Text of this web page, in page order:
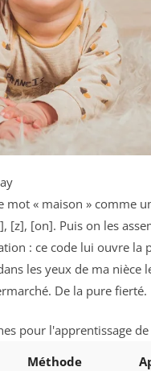
mot « maison » comme
[z], [on]. Puis on les
: ce code lui ouvre la
les yeux de ma nièce
De la pure fierté.
pour l'apprentissage
Méthode